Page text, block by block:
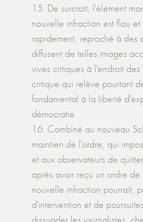
15. De surcroît, l'élément
nouvelle infraction est flou
rapidement, reproché à des
diffusent de telles images
vives critiques à l'endroit
critique qui relève pourtant
fondamental à la liberté
démocratie.
16. Combiné au nouveau
maintien de l'ordre, qui
et aux observateurs de
après avoir reçu un ordre
nouvelle infraction pourrait,
d'intervention et de